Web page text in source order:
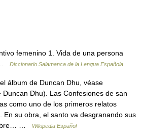
femenino 1. Vida de una persona
…
Diccionario Salamanca de la Lengua Española
álbum de Duncan Dhu, véase
Dhu). Las Confesiones de san
como uno de los primeros relatos
En su obra, el santo va desgranando sus
…
Wikipedia Español